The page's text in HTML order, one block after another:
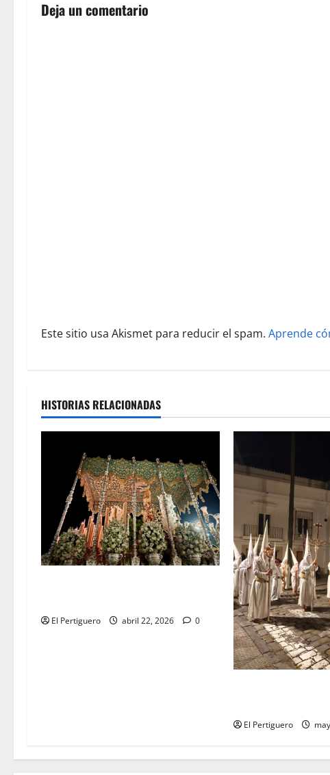
a
s
Deja un comentario
Este sitio usa Akismet para reducir el spam. Aprende
HISTORIAS RELACIONADAS
El Pertiguero abril 22, 2026 0
El Pertiguero